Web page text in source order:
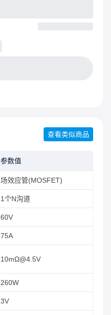
查看类似商品
参数值
场效应管(MOSFET)
1个N沟道
60V
75A
10mΩ@4.5V
260W
3V